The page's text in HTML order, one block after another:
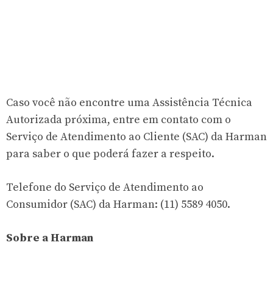
Caso você não encontre uma Assistência Técnica
Autorizada próxima, entre em contato com o
Serviço de Atendimento ao Cliente (SAC) da Harman
para saber o que poderá fazer a respeito.
Telefone do Serviço de Atendimento ao
Consumidor (SAC) da Harman: (11) 5589 4050.
Sobre a Harman